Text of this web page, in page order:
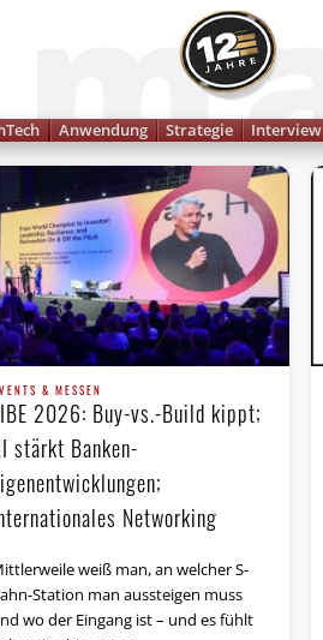
Anwendung Strategie Interview
& MESSEN
2026: Buy-vs.-Build kippt;
stärkt Banken-
Networking
weiß man, an welcher S-
Station man aussteigen muss
wo der Eingang ist – und es fühlt